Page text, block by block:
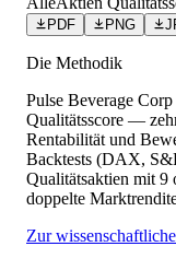
PDF PNG
Die Methodik
Pulse Beverage Corp
Qualitätsscore —
Rentabilität und
Backtests (DAX,
Qualitätsaktien mit 9
doppelte
Zur